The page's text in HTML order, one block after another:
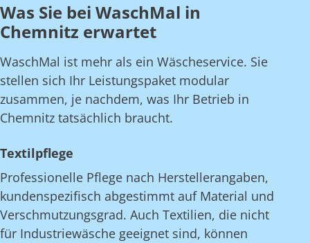
Was Sie bei WaschMal in
Chemnitz erwartet
WaschMal ist mehr als ein Wäscheservice. Sie
stellen sich Ihr Leistungspaket modular
zusammen, je nachdem, was Ihr Betrieb in
Chemnitz tatsächlich braucht.
Textilpflege
Professionelle Pflege nach Herstellerangaben,
kundenspezifisch abgestimmt auf Material und
Verschmutzungsgrad. Auch Textilien, die nicht
für Industriewäsche geeignet sind, können